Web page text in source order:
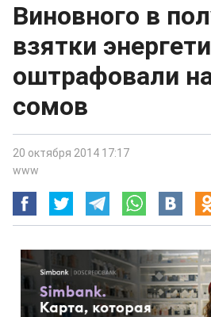
Виновного в
взятки
оштрафовали
сомов
20 октября 2014 17:17
www